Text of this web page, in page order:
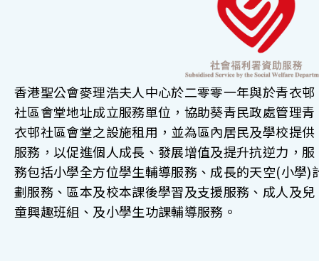
香港聖公會麥理浩夫人中心於二零零一年與於青衣邨
社區會堂地址成立服務單位，協助葵青民政處管理青
衣邨社區會堂之設施租用，並為區內居民及學校提供
服務，以促進個人成長、發展增值及提升抗逆力，服
務包括小學全方位學生輔導服務、成長的天空(小學)
劃服務、區本及校本課後學習及支援服務、成人及兒
童興趣班組、及小學生功課輔導服務。